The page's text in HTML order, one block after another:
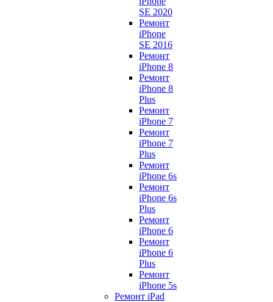
SE 2020
Ремонт
iPhone
SE 2016
Ремонт
iPhone 8
Ремонт
iPhone 8
Plus
Ремонт
iPhone 7
Ремонт
iPhone 7
Plus
Ремонт
iPhone 6s
Ремонт
iPhone 6s
Plus
Ремонт
iPhone 6
Ремонт
iPhone 6
Plus
Ремонт
iPhone 5s
Ремонт iPad